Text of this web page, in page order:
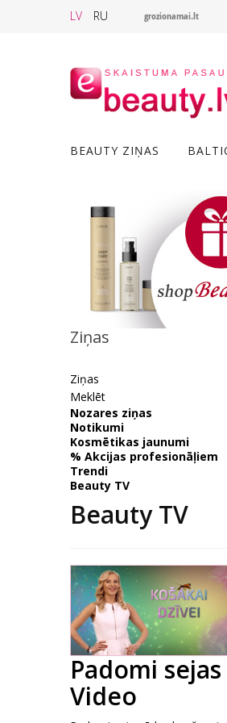
LV RU grozionamai.lt
BEAUTY ZIŅAS
Ziņas
Ziņas
Meklēt
Nozares ziņas
Notikumi
Kosmētikas jaunumi
% Akcijas profesionāļiem
Trendi
Beauty TV
Beauty TV
Padomi
Video